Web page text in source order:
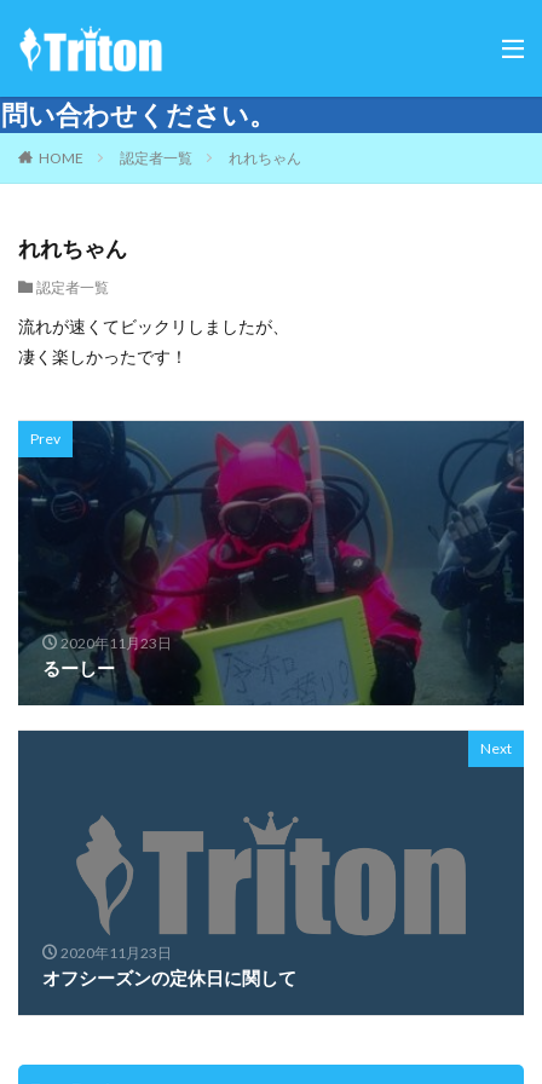
ください。
HOME 認定者一覧 れれちゃん
れれちゃん
認定者一覧
流れが速くてビックリしましたが、
凄く楽しかったです！
Prev
2020年11月23日
るーしー
Next
2020年11月23日
オフシーズンの定休日に関して